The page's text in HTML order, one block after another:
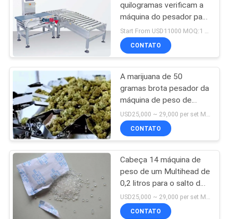
EXCURSÃO
DA
FÁBRICA
CONTROLE
DA
QUALIDADE
PEÇA
UMAS
CITAÇÕES
quilogramas verificam a
máquina do pesador para
ver se há caixas de
caixas
CONTATO
A marijuana de 50
gramas brota pesador da
máquina de peso de
Multihead o micro
CONTATO
Cabeça 14 máquina de
peso de um Multihead de
0,2 litros para o salto do
gel de silicone granuladoUSD25,000 ~ 29,000 per set MOQ:1 grupo
CONTATO